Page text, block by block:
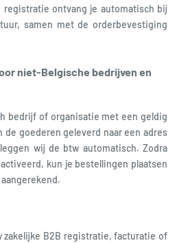
registratie ontvang je automatisch bij
samen met de orderbevestiging
niet-Belgische bedrijven en
bedrijf of organisatie met een geldig
de goederen geleverd naar een adres
wij de btw automatisch. Zodra
kun je bestellingen plaatsen
zakelijke B2B registratie, facturatie of